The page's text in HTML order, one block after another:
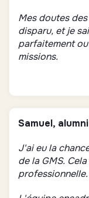
Mes doutes
disparu, et je
parfaitement
missions.
Samuel,
J'ai eu la
de la GMS.
professionnelle.